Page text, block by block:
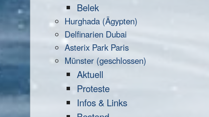
Belek
Hurghada (Ägypten)
Delfinarien Dubai
Asterix Park Paris
Münster (geschlossen)
Aktuell
Proteste
Infos & Links